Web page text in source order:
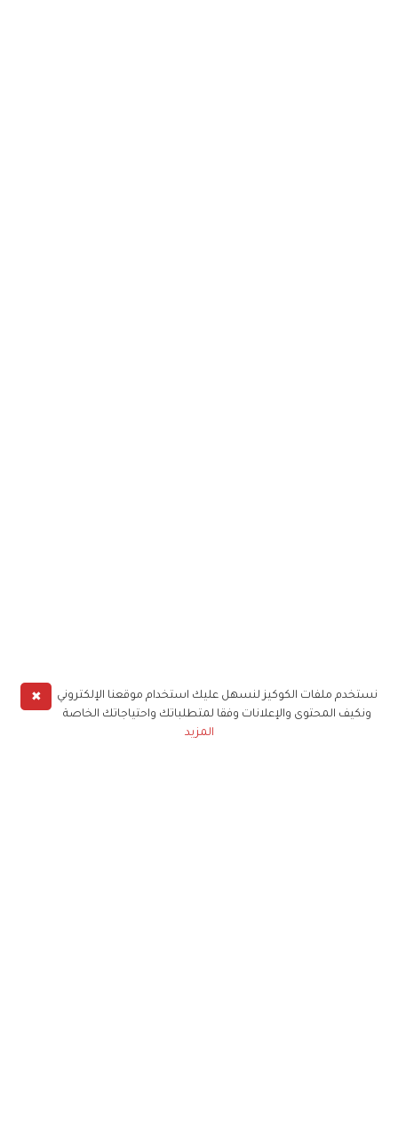
✖
نستخدم ملفات الكوكيز لنسهل عليك استخدام موقعنا الإلكتروني
ونكيف المحتوى والإعلانات وفقا لمتطلباتك واحتياجاتك الخاصة
المزيد